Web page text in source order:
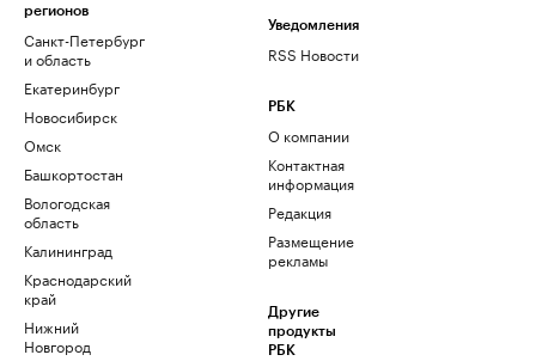
регионов
Санкт-Петербург
и область
Екатеринбург
Новосибирск
Омск
Башкортостан
Вологодская
область
Калининград
Краснодарский
край
Нижний
Новгород
Уведомления
RSS Новости
РБК
О компании
Контактная
информация
Редакция
Размещение
рекламы
Другие
продукты
РБК